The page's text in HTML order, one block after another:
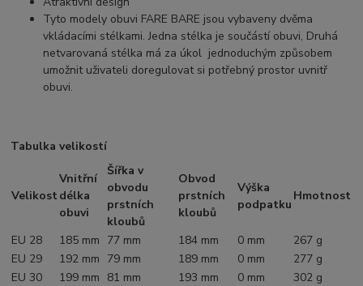
Tyto modely obuvi FARE BARE jsou vybaveny dvěma
vkládacími stélkami. Jedna stélka je součástí obuvi, Druhá
netvarovaná stélka má za úkol jednoduchým způsobem
umožnit uživateli doregulovat si potřebný prostor uvnitř
obuvi.
Tabulka velikostí
Velikost
Vnitřní
délka
obuvi
Šířka v
obvodu
prstních
kloubů
Obvod
prstních
kloubů
Výška
podpatku
Hmotnost
EU 28 185 mm 77 mm 184 mm 0 mm
267 g
EU 29
192 mm 79 mm 189 mm 0 mm
277 g
EU 30
199 mm 81 mm 193 mm 0 mm
302 g